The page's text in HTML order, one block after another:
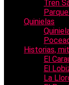
Tren
Quinielas
Historias,
El
El
La